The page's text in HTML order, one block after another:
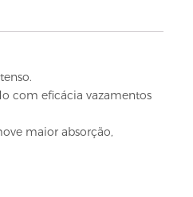
com eficácia vazamentos
maior absorção,